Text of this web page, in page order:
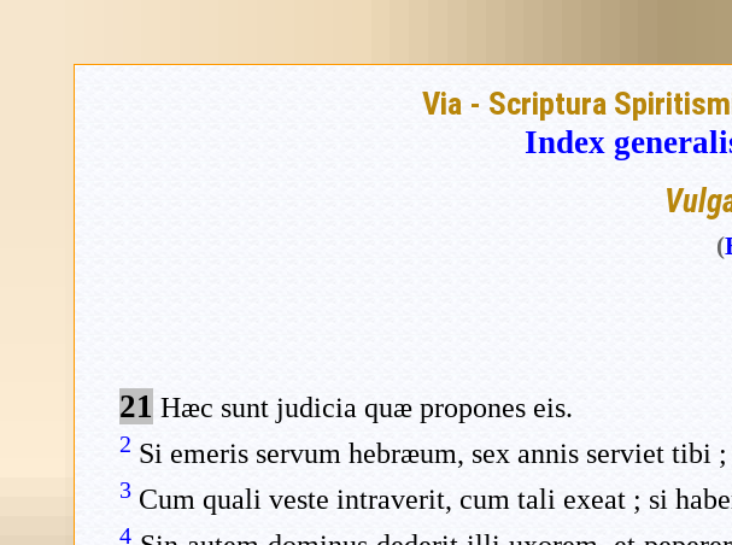
Via - Scriptura
Index
(
21 Hæc sunt judicia quæ propones eis.
2 Si emeris servum hebræum, sex annis serviet tibi
3 Cum quali veste intraverit, cum tali exeat ; si
4